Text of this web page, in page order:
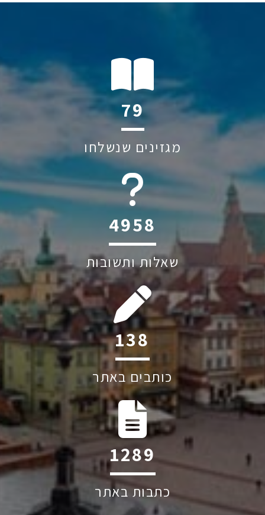
113
מגזינים שנשלחו
6045
שאלות ותשובות
198
כותבים באתר
1841
כתבות באתר